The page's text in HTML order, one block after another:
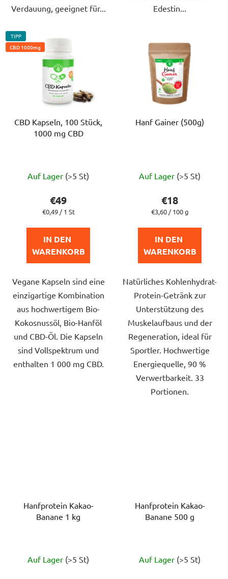
Verdauung, geeignet für...
Edestin...
TIPP
CBD 1000mg
CBD Kapseln, 100 Stück,
1000 mg CBD
durchschnittliche
Produktbewertung
ist
von
5
Sternen.
Auf Lager (>5 St)
€49
Verkaufspreis:
€0,49 / 1 St
IN DEN
WARENKORB
Vegane Kapseln sind eine
einzigartige Kombination
aus hochwertigem Bio-
Kokosnussöl, Bio-Hanföl
und CBD-Öl. Die Kapseln
sind Vollspektrum und
enthalten 1 000 mg CBD.
Hanf Gainer (500g)
ist
von
5
Sternen.
Auf Lager (>5 St)
€18
Verkaufspreis:
€3,60 / 100 g
IN DEN
WARENKORB
Natürliches Kohlenhydrat-
Protein-Getränk zur
Unterstützung des
Muskelaufbaus und der
Regeneration, ideal für
Sportler. Hochwertige
Energiequelle, 90 %
Verwertbarkeit. 33
Portionen.
Hanfprotein Kakao-
Banane 1 kg
durchschnittliche
Auf Lager (>5 St)
Hanfprotein Kakao-
Banane 500 g
Auf Lager (>5 St)